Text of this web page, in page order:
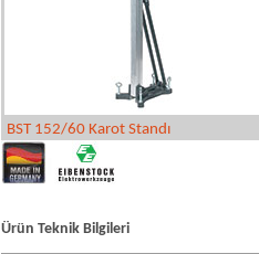
BST 152/60 Karot Standı
Ürün Teknik Bilgileri